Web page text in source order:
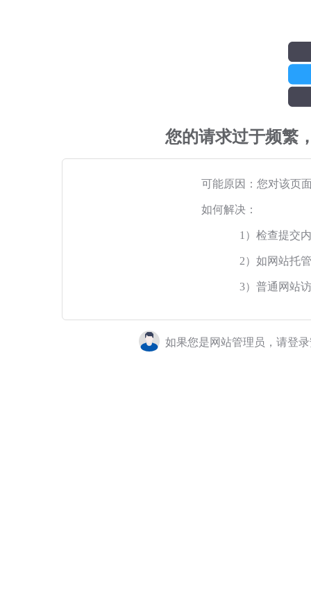
您的请求过于频繁
可能原因：您对该页
如何解决：
1）检查提交
2）如网站托
3）普通网站
如果您是网站管理员，请登